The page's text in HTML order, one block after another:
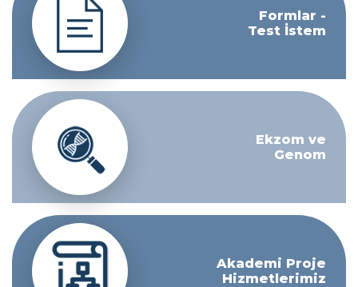
Formlar -
Test İstem
Ekzom ve
Genom
Akademi Proje
Hizmetlerimiz